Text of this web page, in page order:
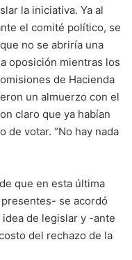
la iniciativa. Ya al
el comité político, se
no se abriría una
oposición mientras los
de Hacienda
un almuerzo con el
claro que ya habían
de votar. “No hay nada
que en esta última
se acordó
de legislar y -ante
del rechazo de la